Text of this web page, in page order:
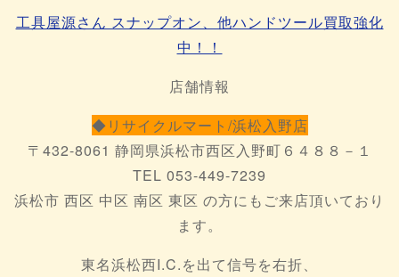
工具屋源さん スナップオン、他ハンドツール買取強化
中！！
店舗情報
◆リサイクルマート/浜松入野店
〒432-8061 静岡県浜松市西区入野町６４８８－１
TEL 053-449-7239
浜松市 西区 中区 南区 東区 の方にもご来店頂いており
ます。
東名浜松西I.C.を出て信号を右折、